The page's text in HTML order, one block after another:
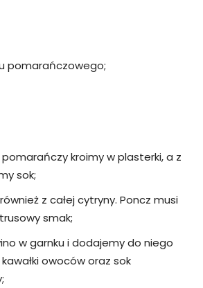
pomarańczowego;
kroimy w plasterki, a z
sok;
z całej cytryny. Poncz musi
smak;
w garnku i dodajemy do niego
owoców oraz sok